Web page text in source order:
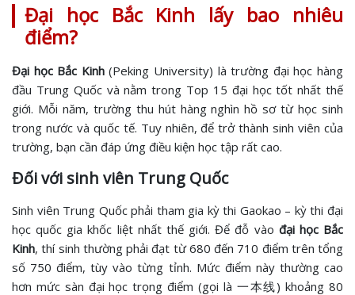
Đại học Bắc Kinh lấy bao nhiêu
điểm?
Đại học Bắc Kinh(Peking University) là trường đại học hàng
đầu Trung Quốc và nằm trong Top 15 đại học tốt nhất thế
giới. Mỗi năm, trường thu hút hàng nghìn hồ sơ từ học sinh
trong nước và quốc tế. Tuy nhiên, để trở thành sinh viên của
trường, bạn cần đáp ứng điều kiện học tập rất cao.
Đối với sinh viên Trung Quốc
Sinh viên Trung Quốc phải tham gia kỳ thi Gaokao – kỳ thi đại
học quốc gia khốc liệt nhất thế giới. Để đỗ vào đại học Bắc
Kinh, thí sinh thường phải đạt từ 680 đến 710 điểm trên tổng
số 750 điểm, tùy vào từng tỉnh. Mức điểm này thường cao
hơn mức sàn đại học trọng điểm (gọi là 一本线) khoảng 80